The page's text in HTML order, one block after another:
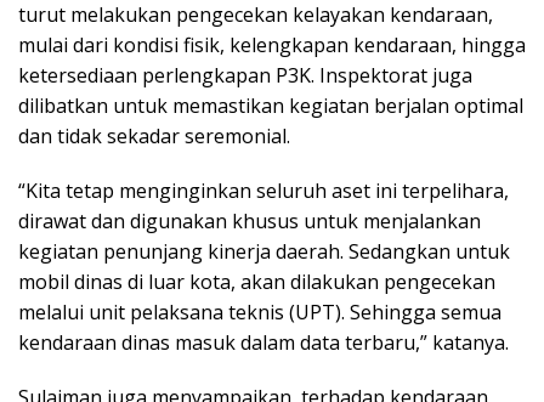
turut melakukan pengecekan kelayakan kendaraan,
mulai dari kondisi fisik, kelengkapan kendaraan, hingga
ketersediaan perlengkapan P3K. Inspektorat juga
dilibatkan untuk memastikan kegiatan berjalan optimal
dan tidak sekadar seremonial.
“Kita tetap menginginkan seluruh aset ini terpelihara,
dirawat dan digunakan khusus untuk menjalankan
kegiatan penunjang kinerja daerah. Sedangkan untuk
mobil dinas di luar kota, akan dilakukan pengecekan
melalui unit pelaksana teknis (UPT). Sehingga semua
kendaraan dinas masuk dalam data terbaru,” katanya.